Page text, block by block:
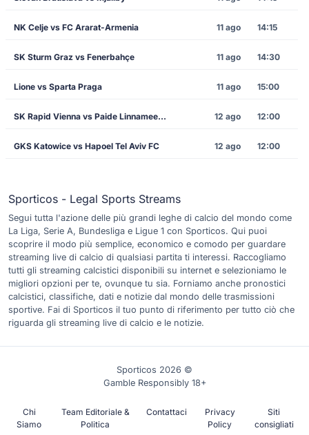
NK Celje vs FC Ararat-Armenia 11 ago 14:15
SK Sturm Graz vs Fenerbahçe 11 ago 14:30
Lione vs Sparta Praga 11 ago 15:00
SK Rapid Vienna vs Paide Linnameeskond 12 ago 12:00
GKS Katowice vs Hapoel Tel Aviv FC 12 ago 12:00
Sporticos - Legal Sports Streams
Segui tutta l'azione delle più grandi leghe di calcio del mondo come
La Liga, Serie A, Bundesliga e Ligue 1 con Sporticos. Qui puoi
scoprire il modo più semplice, economico e comodo per guardare
streaming live di calcio di qualsiasi partita ti interessi. Raccogliamo
tutti gli streaming calcistici disponibili su internet e selezioniamo le
migliori opzioni per te, ovunque tu sia. Forniamo anche pronostici
calcistici, classifiche, dati e notizie dal mondo delle trasmissioni
sportive. Fai di Sporticos il tuo punto di riferimento per tutto ciò che
riguarda gli streaming live di calcio e le notizie.
Sporticos 2026 ©
Gamble Responsibly 18+
Chi
Siamo
Team Editoriale &
Politica
Contattaci
Privacy
Policy
Siti
consigliati